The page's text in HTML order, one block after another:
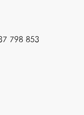
798 853